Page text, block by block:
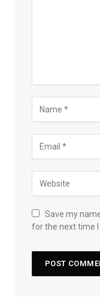
Save my
for the next time